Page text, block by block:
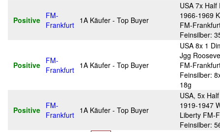
Positive
FM-
Frankfurt 1A Käufer - Top Buyer
USA 7x Half
1966-1969
FM-
Feinsilber:
Positive
FM-
Frankfurt 1A Käufer - Top Buyer
USA 8x 1
Jgg
FM-
Feinsilber:
18g
Positive
FM-
Frankfurt 1A Käufer - Top Buyer
USA, 5x
1919-1947
Liberty FM-
Feinsilber: